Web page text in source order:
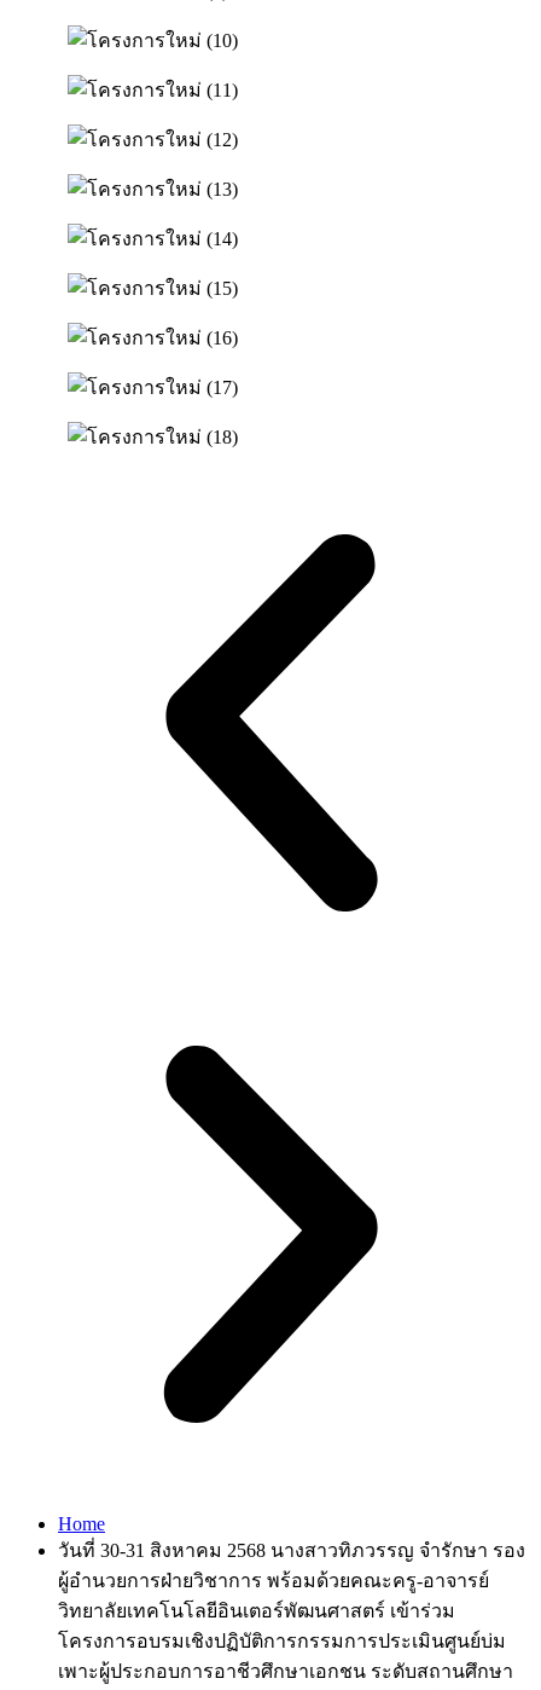
Home
วันที่ 30-31 สิงหาคม 2568 นางสาวทิภวรรญ จำรักษา รอง
ผู้อำนวยการฝ่ายวิชาการ พร้อมด้วยคณะครู-อาจารย์
วิทยาลัยเทคโนโลยีอินเตอร์พัฒนศาสตร์ เข้าร่วม
โครงการอบรมเชิงปฏิบัติการกรรมการประเมินศูนย์บ่ม
เพาะผู้ประกอบการอาชีวศึกษาเอกชน ระดับสถานศึกษา